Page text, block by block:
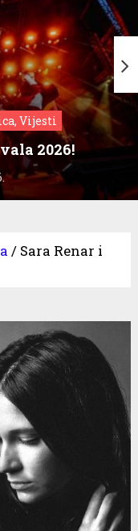
Vijesti
2026!
/ Sara Renar i